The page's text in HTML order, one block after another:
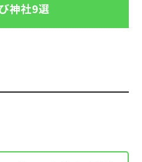
神社9選